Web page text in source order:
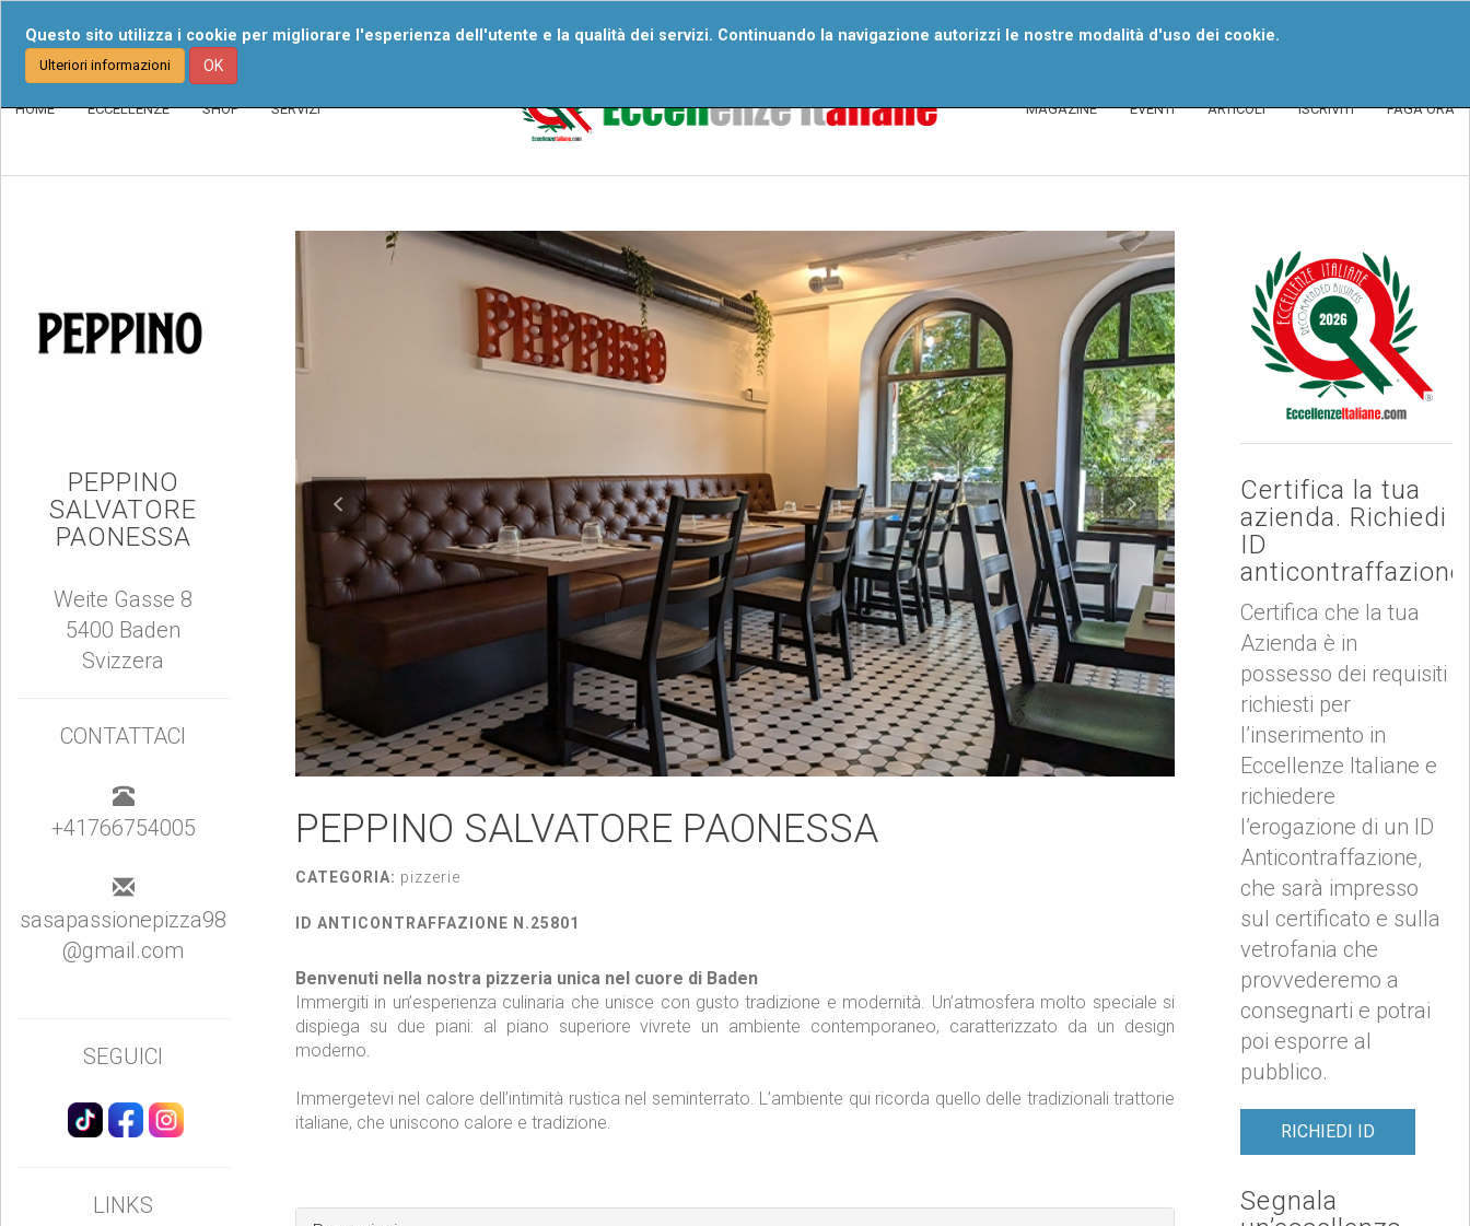
Questo sito utilizza i cookie per migliorare l'esperienza dell'utente e la qualità dei servizi. Continuando la navigazione autorizzi le nostre modalità d'uso dei cookie.
Ulteriori informazioni OK
HOME ECCELLENZE SHOP SERVIZI MAGAZINE EVENTI ARTICOLI ISCRIVITI PAGA ORA
PEPPINO SALVATORE PAONESSA
CATEGORIA: pizzerie
ID ANTICONTRAFFAZIONE N.25801
Benvenuti nella nostra pizzeria unica nel cuore di Baden
Immergiti in un’esperienza culinaria che unisce con gusto tradizione e modernità. Un’atmosfera molto speciale si
dispiega su due piani: al piano superiore vivrete un ambiente contemporaneo, caratterizzato da un design
moderno.
Immergetevi nel calore dell’intimità rustica nel seminterrato. L’ambiente qui ricorda quello delle tradizionali trattorie
italiane, che uniscono calore e tradizione.
PEPPINO
SALVATORE
PAONESSA
Weite Gasse 8
5400 Baden
Svizzera
CONTATTACI
+41766754005
sasapassionepizza98
@gmail.com
SEGUICI
LINKS
Certifica la tua
azienda. Richiedi
ID
anticontraffazione
Certifica che la tua
Azienda è in
possesso dei requisiti
richiesti per
l’inserimento in
Eccellenze Italiane e
richiedere
l’erogazione di un ID
Anticontraffazione,
che sarà impresso
sul certificato e sulla
vetrofania che
provvederemo a
consegnarti e potrai
poi esporre al
pubblico.
RICHIEDI ID
Segnala